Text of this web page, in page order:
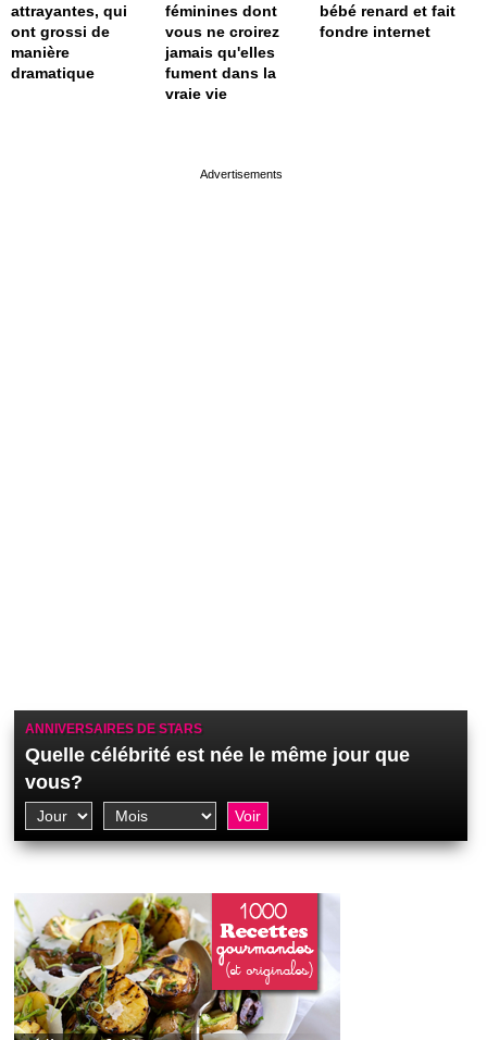
attrayantes, qui
ont grossi de
manière
dramatique
féminines dont
vous ne croirez
jamais qu'elles
fument dans la
vraie vie
bébé renard et fait
fondre internet
ANNIVERSAIRES DE STARS
Quelle célébrité est née le même jour que
vous?